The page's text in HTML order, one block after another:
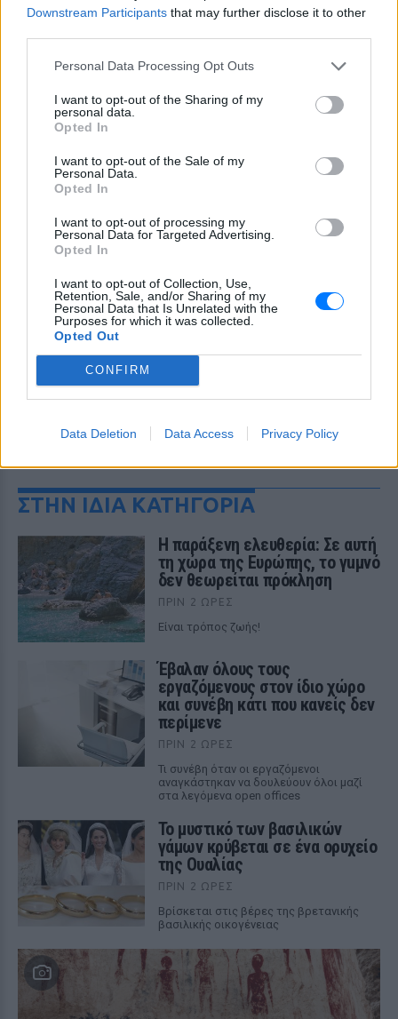
Downstream Participants that may further disclose it to other
Personal Data Processing Opt Outs
I want to opt-out of the Sharing of my
personal data.
Opted In
I want to opt-out of the Sale of my
Personal Data.
Opted In
I want to opt-out of processing my
Personal Data for Targeted Advertising.
Opted In
I want to opt-out of Collection, Use,
Retention, Sale, and/or Sharing of my
Personal Data that Is Unrelated with the
Purposes for which it was collected.
Opted Out
CONFIRM
Data Deletion Data Access Privacy Policy
ΣΤΗΝ ΙΔΙΑ ΚΑΤΗΓΟΡΙΑ
Η παράξενη ελευθερία: Σε αυτή
τη χώρα της Ευρώπης, το γuμνό
δεν θεωρείται πρόκληση
ΠΡΙΝ 2 ΏΡΕΣ
Είναι τρόπος ζωής!
Έβαλαν όλους τους
εργαζόμενους στον ίδιο χώρο
και συνέβη κάτι που κανείς δεν
περίμενε
ΠΡΙΝ 2 ΏΡΕΣ
Τι συνέβη όταν οι εργαζόμενοι
αναγκάστηκαν να δουλεύουν όλοι μαζί
στα λεγόμενα open offices
Το μυστικό των βασιλικών
γάμων κρύβεται σε ένα ορυχείο
της Ουαλίας
ΠΡΙΝ 2 ΏΡΕΣ
Βρίσκεται στις βέρες της βρετανικής
βασιλικής οικογένειας